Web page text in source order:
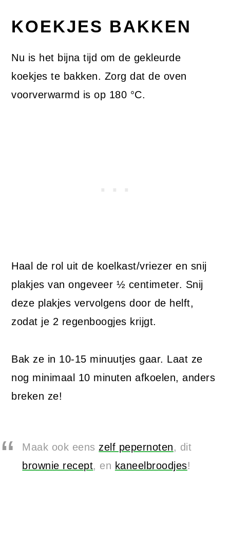
KOEKJES BAKKEN
Nu is het bijna tijd om de gekleurde
koekjes te bakken. Zorg dat de oven
voorverwarmd is op 180 °C.
Haal de rol uit de koelkast/vriezer en snij
plakjes van ongeveer ½ centimeter. Snij
deze plakjes vervolgens door de helft,
zodat je 2 regenboogjes krijgt.
Bak ze in 10-15 minuutjes gaar. Laat ze
nog minimaal 10 minuten afkoelen, anders
breken ze!
Maak ook eens zelf pepernoten, dit
brownie recept, en kaneelbroodjes!